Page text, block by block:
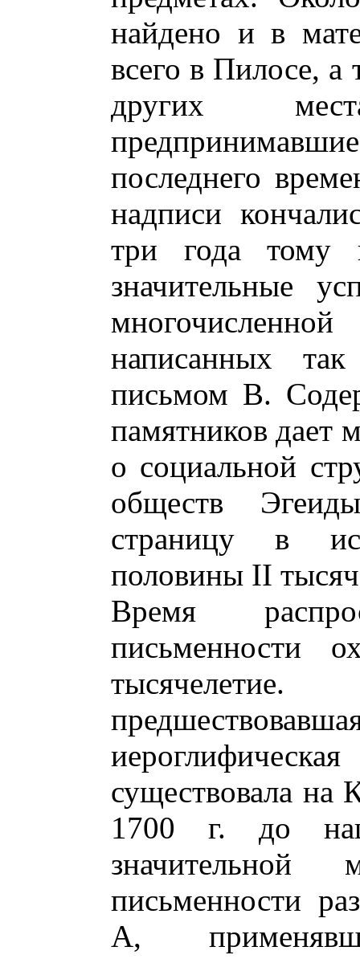
найдено и в
всего в Пилосе,
других
последнего
надписи
три года тому
значительные
написанных
письмом В.
памятников дает
о социальной
обществ
страницу в
половины II
Время
письменности
существовала на
1700 г. до
значительной
письменности
А,